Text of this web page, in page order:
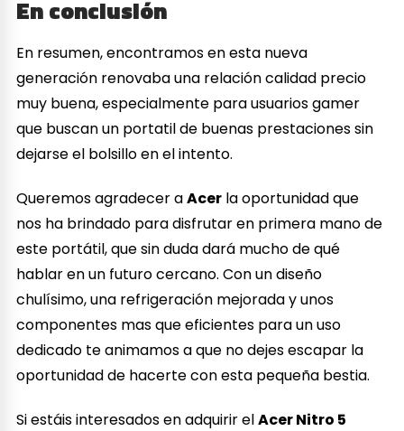
En conclusión
En resumen, encontramos en esta nueva
generación renovaba una relación calidad precio
muy buena, especialmente para usuarios gamer
que buscan un portatil de buenas prestaciones sin
dejarse el bolsillo en el intento.
Queremos agradecer aAcer la oportunidad que
nos ha brindado para disfrutar en primera mano de
este portátil, que sin duda dará mucho de qué
hablar en un futuro cercano. Con un diseño
chulísimo, una refrigeración mejorada y unos
componentes mas que eficientes para un uso
dedicado te animamos a que no dejes escapar la
oportunidad de hacerte con esta pequeña bestia.
Si estáis interesados en adquirir elAcer Nitro 5